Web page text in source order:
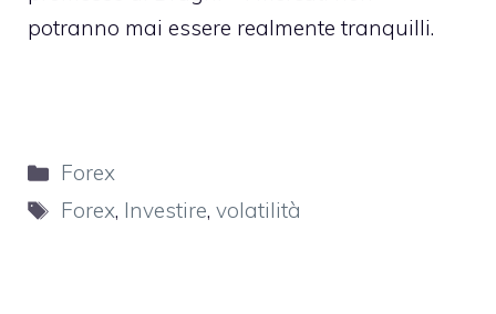
potranno mai essere realmente tranquilli.
Categorie
Forex
Tag
Forex, Investire,volatilità